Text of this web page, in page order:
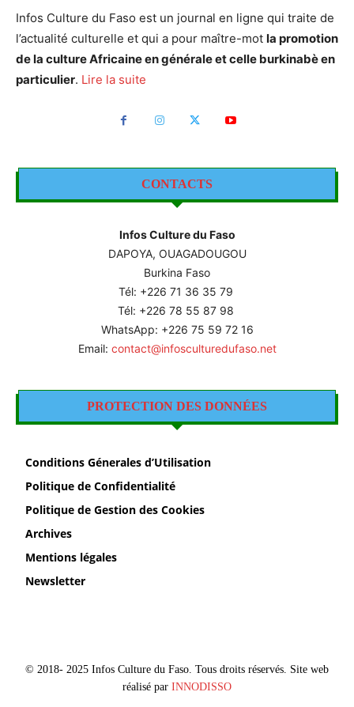
Infos Culture du Faso est un journal en ligne qui traite de
l’actualité culturelle et qui a pour maître-mot la promotion
de la culture Africaine en générale et celle burkinabè en
particulier. Lire la suite
CONTACTS
Infos Culture du Faso
DAPOYA, OUAGADOUGOU
Burkina Faso
Tél: +226 71 36 35 79
Tél: +226 78 55 87 98
WhatsApp: +226 75 59 72 16
Email: contact@infosculturedufaso.net
PROTECTION DES DONNÉES
Conditions Génerales d’Utilisation
Politique de Confidentialité
Politique de Gestion des Cookies
Archives
Mentions légales
Newsletter
© 2018- 2025 Infos Culture du Faso. Tous droits réservés. Site web
réalisé par INNODISSO